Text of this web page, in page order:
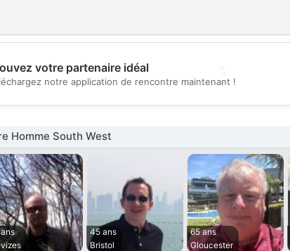
votre partenaire idéal
notre application de rencontre maintenant !
Homme South West
45 ans
Bristol
65 ans
Gloucester